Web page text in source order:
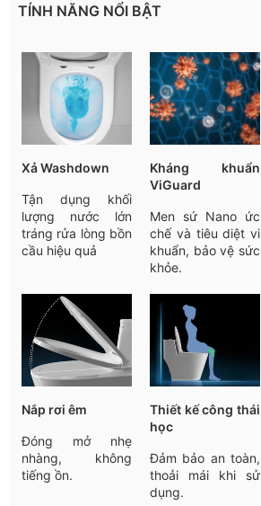
TÍNH NĂNG NỔI BẬT
Xả Washdown
Tận dụng khối
lượng nước lớn
tráng rửa lòng bồn
cầu hiệu quả
Kháng khuẩn
ViGuard
Men sứ Nano ức
chế và tiêu diệt vi
khuẩn, bảo vệ sức
khỏe.
Nắp rơi êm
Đóng mở nhẹ
nhàng, không
tiếng ồn.
Thiết kế công thái
học
Đảm bảo an toàn,
thoải mái khi sử
dụng.